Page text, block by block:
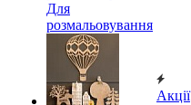
Для
розмальовування
Акції